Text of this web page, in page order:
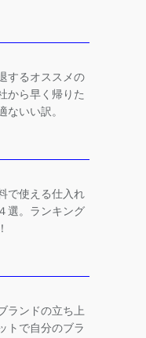
するオススメの
から早く帰りた
ないい訳。
で使える仕入れ
選。ランキング
ランドの立ち上
トで自分のブラ